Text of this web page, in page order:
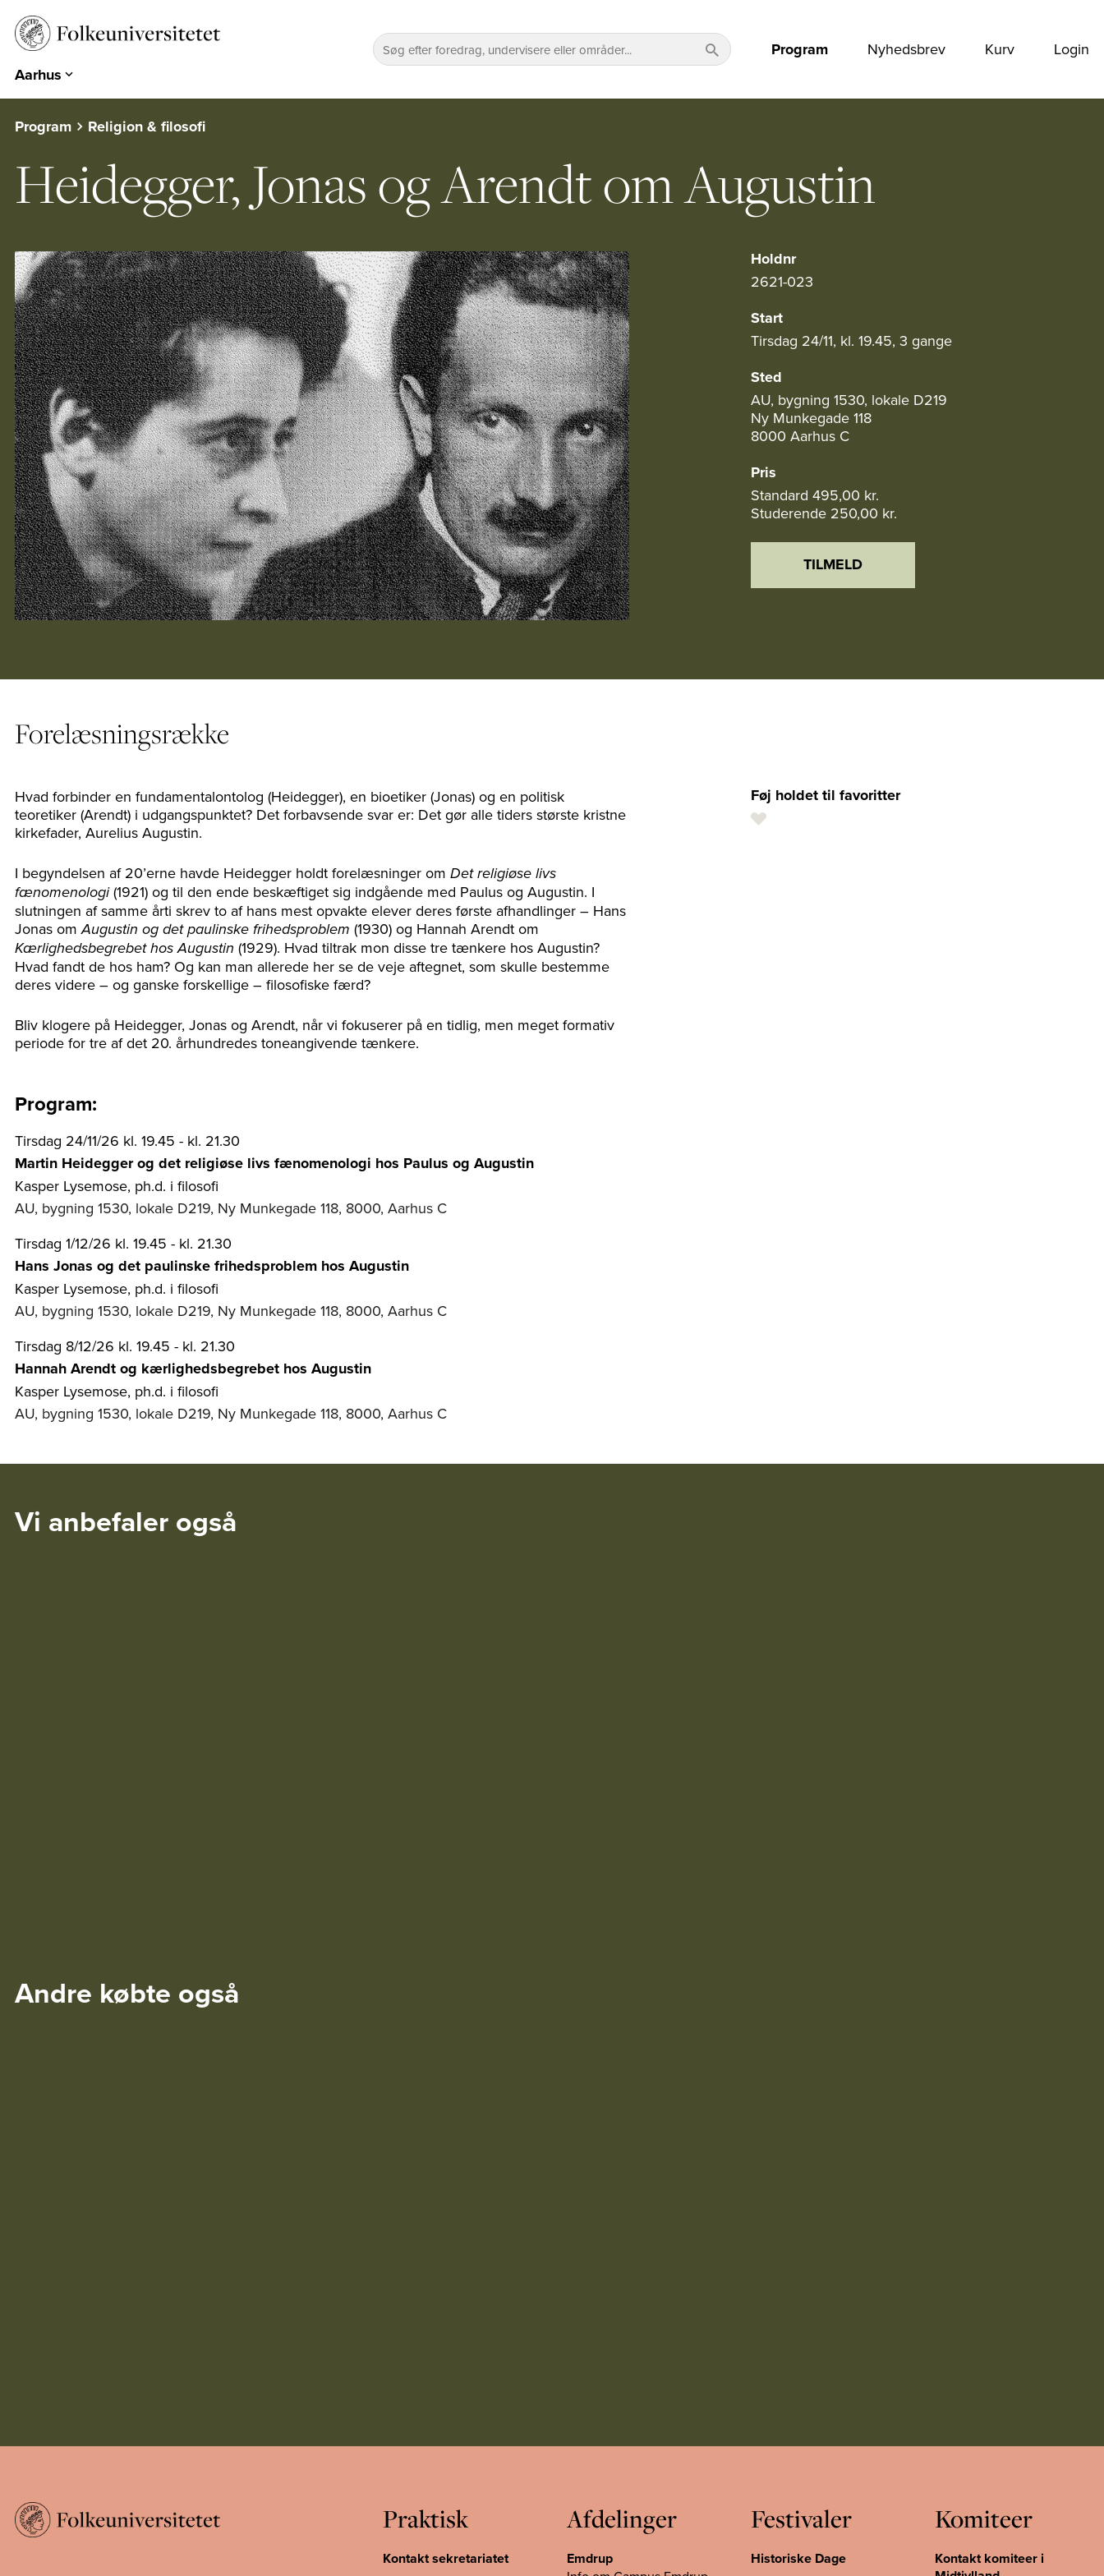
Aarhus
Aarhus
Emdrup
Hearts & Minds
Århundredets Festival
PARK
EUROPA 360°
Program Nyhedsbrev Kurv Login
Program Religion & filosofi
Heidegger, Jonas og Arendt om Augustin
Holdnr
2621-023
Start
Tirsdag 24/11, kl. 19.45, 3 gange
Sted
AU, bygning 1530, lokale D219
Ny Munkegade 118
8000 Aarhus C
Pris
Standard 495,00 kr.
Studerende 250,00 kr.
TILMELD
Forelæsningsrække
Hvad forbinder en fundamentalontolog (Heidegger), en bioetiker (Jonas) og en politisk
teoretiker (Arendt) i udgangspunktet? Det forbavsende svar er: Det gør alle tiders største kristne
kirkefader, Aurelius Augustin.
I begyndelsen af 20’erne havde Heidegger holdt forelæsninger om Det religiøse livs
fænomenologi(1921) og til den ende beskæftiget sig indgående med Paulus og Augustin. I
slutningen af samme årti skrev to af hans mest opvakte elever deres første afhandlinger – Hans
Jonas omAugustin og det paulinske frihedsproblem (1930) og Hannah Arendt om
Kærlighedsbegrebet hos Augustin (1929). Hvad tiltrak mon disse tre tænkere hos Augustin?
Hvad fandt de hos ham? Og kan man allerede her se de veje aftegnet, som skulle bestemme
deres videre – og ganske forskellige – filosofiske færd?
Bliv klogere på Heidegger, Jonas og Arendt, når vi fokuserer på en tidlig, men meget formativ
periode for tre af det 20. århundredes toneangivende tænkere.
Program:
Tirsdag 24/11/26 kl. 19.45 - kl. 21.30
Martin Heidegger og det religiøse livs fænomenologi hos Paulus og Augustin
Kasper Lysemose, ph.d. i filosofi
AU, bygning 1530, lokale D219, Ny Munkegade 118, 8000, Aarhus C
Tirsdag 1/12/26 kl. 19.45 - kl. 21.30
Hans Jonas og det paulinske frihedsproblem hos Augustin
Kasper Lysemose, ph.d. i filosofi
AU, bygning 1530, lokale D219, Ny Munkegade 118, 8000, Aarhus C
Tirsdag 8/12/26 kl. 19.45 - kl. 21.30
Hannah Arendt og kærlighedsbegrebet hos Augustin
Kasper Lysemose, ph.d. i filosofi
AU, bygning 1530, lokale D219, Ny Munkegade 118, 8000, Aarhus C
Føj holdet til favoritter
Vi anbefaler også
Andre købte også
Praktisk
Kontakt sekretariatet
Afdelinger
Emdrup
Festivaler
Historiske Dage
Komiteer
Kontakt komiteer i